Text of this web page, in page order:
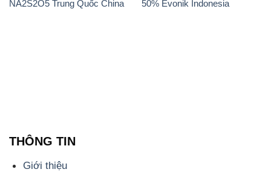
NA2S2O5 Trung Quốc China
50% Evonik Indonesia
THÔNG TIN
Giới thiệu